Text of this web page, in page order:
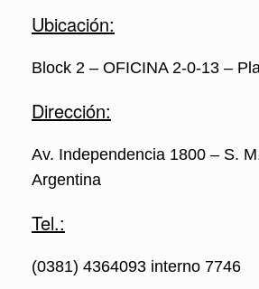
Ubicación:
Block 2 – OFICINA 2-0-13 –
Dirección:
Av. Independencia 1800 – S.
Argentina
Tel.:
(0381) 4364093 interno 7746